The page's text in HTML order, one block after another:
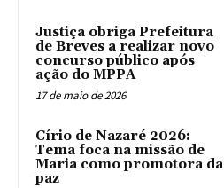
Justiça obriga Prefeitura
de Breves a realizar novo
concurso público após
ação do MPPA
17 de maio de 2026
Círio de Nazaré 2026:
Tema foca na missão de
Maria como promotora da
paz